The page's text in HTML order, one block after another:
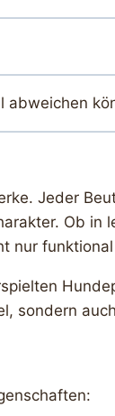
Jeder
Ob
nur
sondern